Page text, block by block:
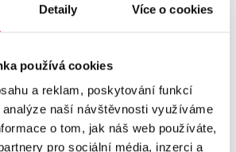
Detaily Více o cookies
používá cookies
a reklam, poskytování funkcí
naší návštěvnosti využíváme
o tom, jak náš web používáte,
pro sociální média, inzerci a